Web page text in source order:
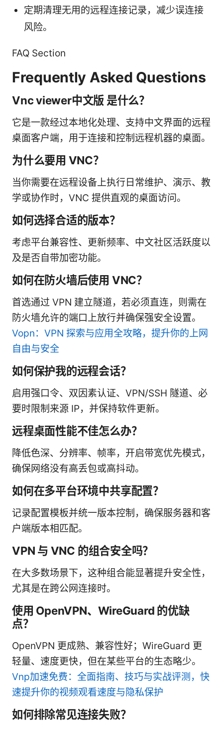
定期清理无用的远程连接记录，减少误连接
风险。
FAQ Section
Frequently Asked Questions
Vnc viewer中文版 是什么？
它是一款经过本地化处理、支持中文界面的远程
桌面客户端，用于连接和控制远程机器的桌面。
为什么要用 VNC？
当你需要在远程设备上执行日常维护、演示、教
学或协作时，VNC 提供直观的桌面访问。
如何选择合适的版本？
考虑平台兼容性、更新频率、中文社区活跃度以
及是否自带加密功能。
如何在防火墙后使用 VNC？
首选通过 VPN 建立隧道，若必须直连，则需在
防火墙允许的端口上放行并确保强安全设置。
Vopn：VPN 探索与应用全攻略，提升你的上网
自由与安全
如何保护我的远程会话？
启用强口令、双因素认证、VPN/SSH 隧道、必
要时限制来源 IP，并保持软件更新。
远程桌面性能不佳怎么办？
降低色深、分辨率、帧率，开启带宽优先模式，
确保网络没有高丢包或高抖动。
如何在多平台环境中共享配置？
记录配置模板并统一版本控制，确保服务器和客
户端版本相匹配。
VPN 与 VNC 的组合安全吗？
在大多数场景下，这种组合能显著提升安全性，
尤其是在跨公网连接时。
使用 OpenVPN、WireGuard 的优缺
点？
OpenVPN 更成熟、兼容性好；WireGuard 更
轻量、速度更快，但在某些平台的生态略少。
Vnp加速免费：全面指南、技巧与实战评测，快
速提升你的视频观看速度与隐私保护
如何排除常见连接失败？